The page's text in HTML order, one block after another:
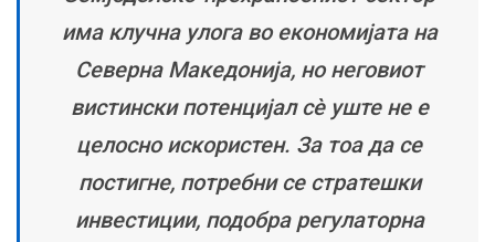
има клучна улога во економијата на
Северна Македонија, но неговиот
вистински потенцијал сè уште не е
целосно искористен. За тоа да се
постигне, потребни се стратешки
инвестиции, подобра регулаторна